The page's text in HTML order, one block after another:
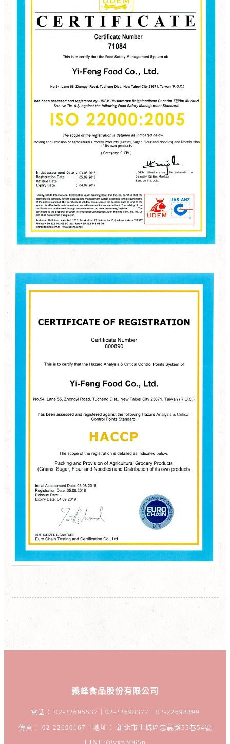
義峰食品股份有限公司
電話： 02-22695537｜02-22698377｜02-22698399
傳真： 02-22690167｜地址： 新北市土城區忠義路55巷54號